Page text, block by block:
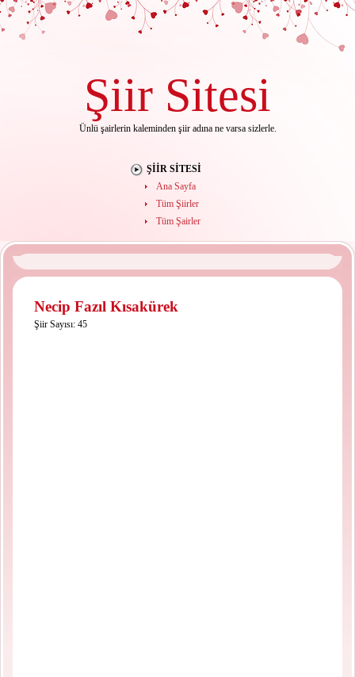
Şiir Sitesi
Ünlü şairlerin kaleminden şiir adına ne varsa sizlerle.
ŞIIR SITESI
Ana Sayfa
Tüm Şiirler
Tüm Şairler
Necip Fazıl Kısakürek
Şiir Sayısı: 45